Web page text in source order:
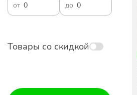
от до
Товары со скидкой